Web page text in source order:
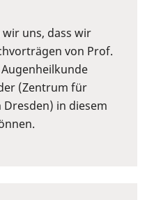
uns, dass wir
von Prof.
(Zentrum für
Dresden) in diesem